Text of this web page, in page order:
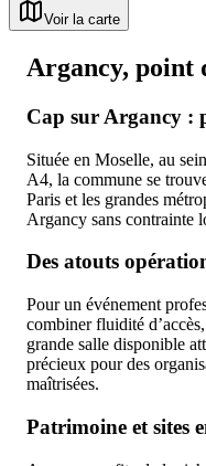
Voir la carte
Argancy, point
Cap sur Argancy :
Située en Moselle, au
A4, la commune se
Paris et les grandes
Argancy sans contrainte
Des atouts
Pour un événement
combiner fluidité
grande salle disponible
précieux pour des
maîtrisées.
Patrimoine et sites